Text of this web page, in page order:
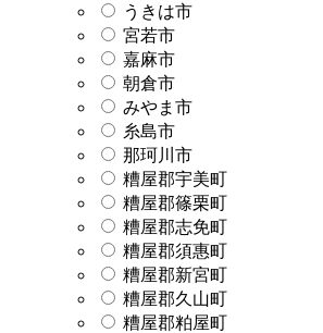
うきは市
宮若市
嘉麻市
朝倉市
みやま市
糸島市
那珂川市
糟屋郡宇美町
糟屋郡篠栗町
糟屋郡志免町
糟屋郡須惠町
糟屋郡新宮町
糟屋郡久山町
糟屋郡粕屋町